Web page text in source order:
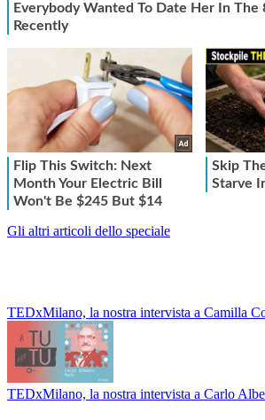
Gli altri articoli dello speciale
TEDxMilano, la nostra intervista a Camilla
TEDxMilano, la nostra intervista a Carlo